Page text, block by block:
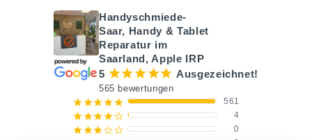
Handyschmiede-
Saar, Handy & Tablet
Reparatur im
Saarland, Apple IRP
5 ¡¡¡¡¡ Ausgezeichnet!
565 bewertungen
¡¡¡¡¡ 561
¡¡¡¡¢ 4
¡¡¡¢¢ 0